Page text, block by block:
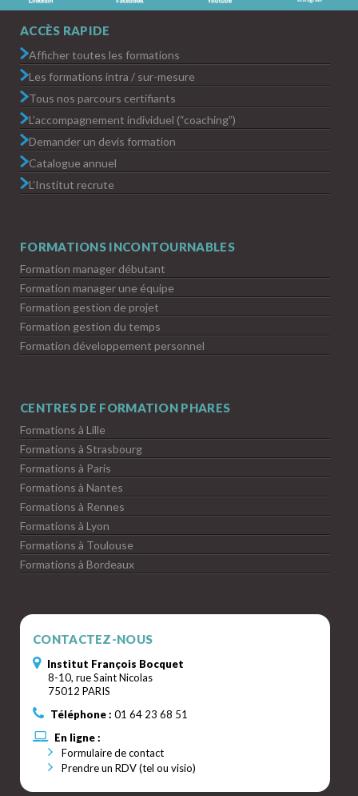
ACCÈS RAPIDE
Afficher toutes les formations
Les formations intra / sur-mesure
Tous nos parcours certifiants
L’accompagnement individuel (“coaching”)
Demander un devis formation
Catalogue annuel
L’Institut recrute
FORMATIONS INCONTOURNABLES
Formation manager débutant
Formation manager une équipe
Formation gestion de projet
Formation gestion du temps
Formation développement personnel
CENTRES DE FORMATION PHARES
Formations à Lille
Formations à Strasbourg
Formations à Paris
Formations à Nantes
Formations à Rennes
Formations à Lyon
Formations à Toulouse
Formations à Bordeaux
CONTACTEZ-NOUS
Institut François Bocquet
8-10, rue Saint Nicolas
75012 PARIS
Téléphone : 01 64 23 68 51
En ligne :
Formulaire de contact
Prendre un RDV (tel ou visio)